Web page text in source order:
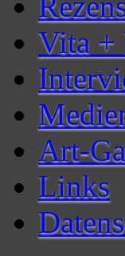
Vita +
Art-
Links